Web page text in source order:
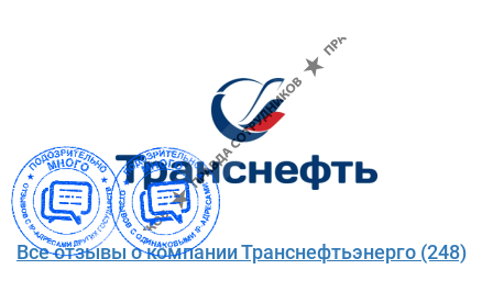
Все отзывы о компании Транснефтьэнерго (248)